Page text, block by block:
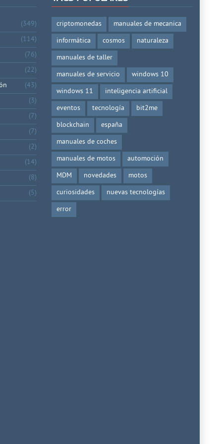
(349)
(114)
(76)
(22)
(43)
(3)
(7)
(7)
(2)
(14)
(8)
(5)
criptomonedas
manuales de mecanica
informática
cosmos
naturaleza
manuales de taller
manuales de servicio
windows 10
windows 11
inteligencia artificial
eventos
tecnología
bit2me
blockchain
españa
manuales de coches
manuales de motos
automoción
MDM
novedades
motos
curiosidades
nuevas tecnologías
error